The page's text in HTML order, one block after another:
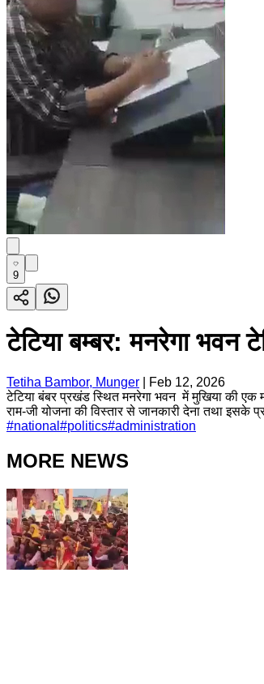
9
टेटिया बम्बर: मनरेगा भवन
Tetiha Bambor, Munger
Feb 12, 2026
टेटिया बंबर प्रखंड स्थित मनरेगा भवन में मुखिया की एक
राम-जी योजना की विस्तार से जानकारी देना तथा इसके
#national #politics#administration
MORE NEWS